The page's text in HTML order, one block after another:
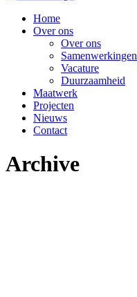
Home
Over ons
Over ons
Samenwerkingen
Vacature
Duurzaamheid
Maatwerk
Projecten
Nieuws
Contact
Archive